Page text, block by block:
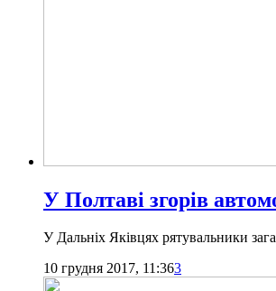
У Полтаві згорів
У Дальніх Яківцях рятувальники
10 грудня 2017, 11:363